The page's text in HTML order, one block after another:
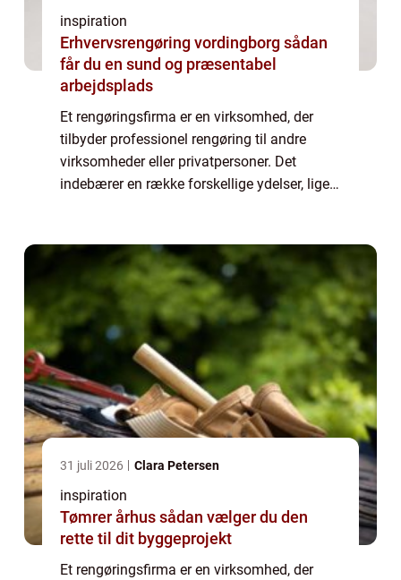
inspiration
Erhvervsrengøring vordingborg sådan
får du en sund og præsentabel
arbejdsplads
Et rengøringsfirma er en virksomhed, der
tilbyder professionel rengøring til andre
virksomheder eller privatpersoner. Det
indebærer en række forskellige ydelser, lige
31 juli 2026 Clara Petersen
inspiration
Tømrer århus sådan vælger du den
rette til dit byggeprojekt
Et rengøringsfirma er en virksomhed, der